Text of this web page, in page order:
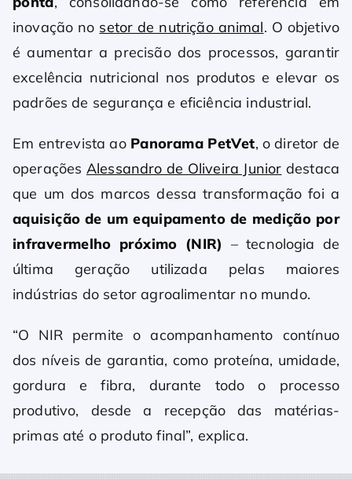
inovação no setor de nutrição animal. O objetivo
é aumentar a precisão dos processos, garantir
excelência nutricional nos produtos e elevar os
padrões de segurança e eficiência industrial.
Em entrevista ao Panorama PetVet, o diretor de
operações Alessandro de Oliveira Junior destaca
que um dos marcos dessa transformação foi a
aquisição de um equipamento de medição por
infravermelho próximo (NIR) – tecnologia de
última geração utilizada pelas maiores
indústrias do setor agroalimentar no mundo.
“O NIR permite o acompanhamento contínuo
dos níveis de garantia, como proteína, umidade,
gordura e fibra, durante todo o processo
produtivo, desde a recepção das matérias-
primas até o produto final”, explica.